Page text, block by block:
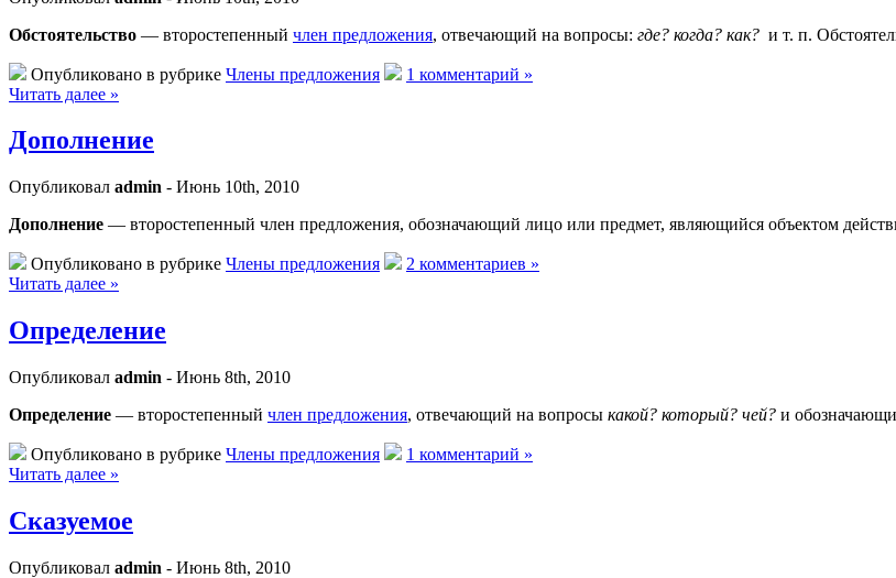
Обстоятельство — второстепенный член предложения, отвечающий на вопросы: где? когда? как? и т. п.
Опубликовано в рубрике Члены предложения
1 комментарий »
Читать далее »
Дополнение
Опубликовал admin - Июнь 10th, 2010
Дополнение — второстепенный член предложения, обозначающий лицо или предмет, являющийся объектом
Опубликовано в рубрике Члены предложения
2 комментариев »
Читать далее »
Определение
Опубликовал admin - Июнь 8th, 2010
Определение — второстепенный член предложения, отвечающий на вопросы какой? который? чей? и
Опубликовано в рубрике Члены предложения
1 комментарий »
Читать далее »
Сказуемое
Опубликовал admin - Июнь 8th, 2010